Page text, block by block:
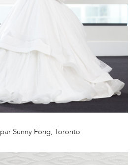
par Sunny Fong, Toronto